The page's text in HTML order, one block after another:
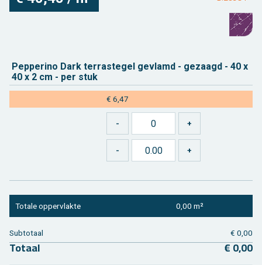
Pep­pe­ri­no Dark ter­ras­te­gel ge­vlamd - ge­zaagd - 40 x
40 x 2 cm - per stuk
€ 6,47
To­ta­le op­per­vlak­te 0,00 m²
Sub­to­taal € 0,00
To­taal € 0,00